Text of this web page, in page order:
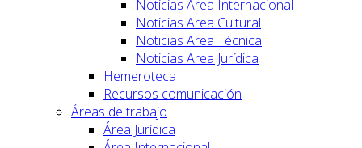
Noticias Area Internacional
Noticias Area Cultural
Noticias Area Técnica
Noticias Area Jurídica
Hemeroteca
Recursos comunicación
Áreas de trabajo
Área Jurídica